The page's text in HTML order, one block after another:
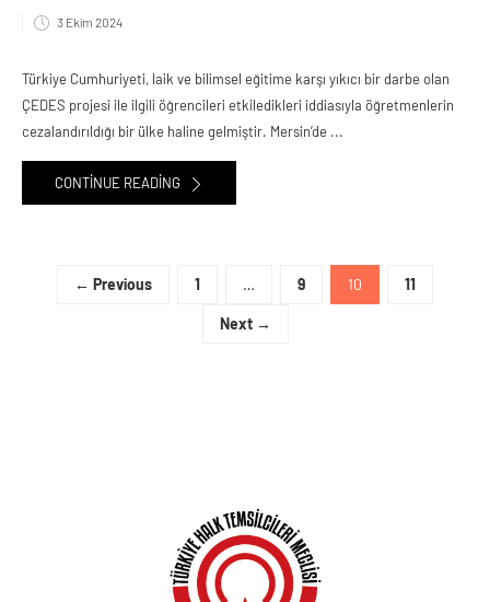
3 Ekim 2024
Türkiye Cumhuriyeti, laik ve bilimsel eğitime karşı yıkıcı bir darbe olan
ÇEDES projesi ile ilgili öğrencileri etkiledikleri iddiasıyla öğretmenlerin
cezalandırıldığı bir ülke haline gelmiştir. Mersin’de ...
CONTINUE READING
← Previous 1 … 9 10 11
Next →